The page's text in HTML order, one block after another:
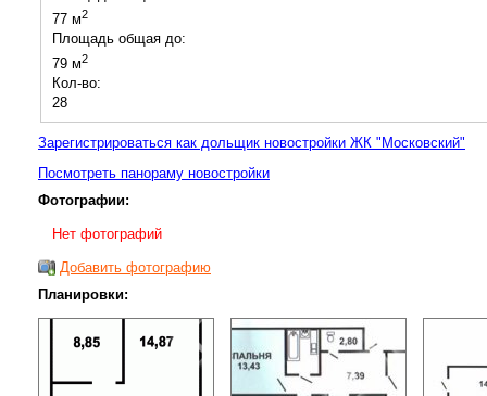
77 м2
Площадь общая до:
79 м2
Кол-во:
28
Зарегистрироваться как дольщик новостройки ЖК "Московский"
Посмотреть панораму новостройки
Фотографии:
Нет фотографий
Добавить фотографию
Планировки: